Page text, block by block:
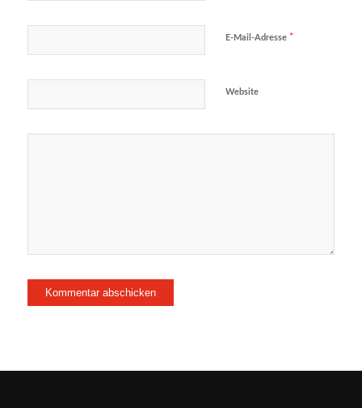
E-Mail-Adresse *
Website